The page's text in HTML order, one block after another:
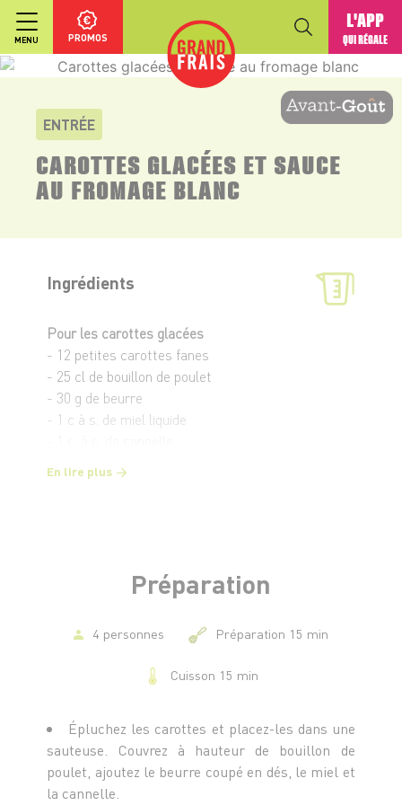
MENU PROMOS
L'APP
QUI RÉGALE
ENTRÉE
CAROTTES GLACÉES ET SAUCE
AU FROMAGE BLANC
Ingrédients
Pour les carottes glacées
- 12 petites carottes fanes
- 25 cl de bouillon de poulet
- 30 g de beurre
- 1 c à s. de miel liquide
Pour la sauce au fromage blanc
- Le jus d’un demi citron
- 1 c. à s. de ciboulette hachée
En lire plus
Préparation
4 personnes Préparation 15 min
Cuisson 15 min
Épluchez les carottes et placez-les dans une
sauteuse. Couvrez à hauteur de bouillon de
poulet, ajoutez le beurre coupé en dés, le miel et
la cannelle.